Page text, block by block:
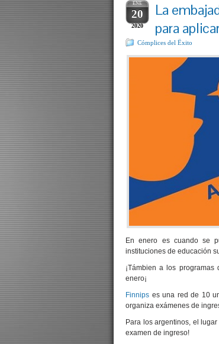
ENE
20
2020
La
para
Cómplices del Ëxito
En enero es cuando se
instituciones de educación
¡Támbien a los
enero¡
Finnips es una red de 10
organiza exámenes de
Para los argentinos, el
examen de ingreso!